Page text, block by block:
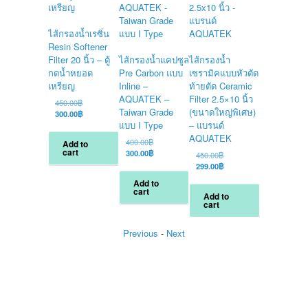
ไส้กรองน้ำเรซิ่น
Resin Softener
Filter 20 นิ้ว – ตู้
กดน้ำหยอด
เหรียญ
450.00฿
450.00฿.
300.00฿
is:
300.00฿.
Add to
cart
ไส้กรองน้ำแคปซูล
Pre Carbon แบบ
Inline –
AQUATEK –
Taiwan Grade
แบบ I Type
400.00฿
400.00฿.
300.00฿
is:
300.00฿.
Add to
cart
ไส้กรองน้ำ
เซรามิคแบบหัวตัด
ท้ายตัด Ceramic
Filter 2.5×10 นิ้ว
(ขนาดใหญ่พิเศษ)
– แบรนด์
AQUATEK
450.00฿
450.00฿.
299.00฿
is:
299.00฿.
Add to
cart
Previous - Next